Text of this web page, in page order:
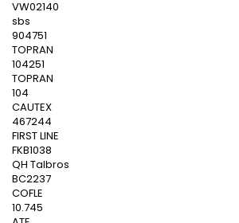
VW02140
sbs
904751
TOPRAN
104251
TOPRAN
104
CAUTEX
467244
FIRST LINE
FKB1038
QH Talbros
BC2237
COFLE
10.745